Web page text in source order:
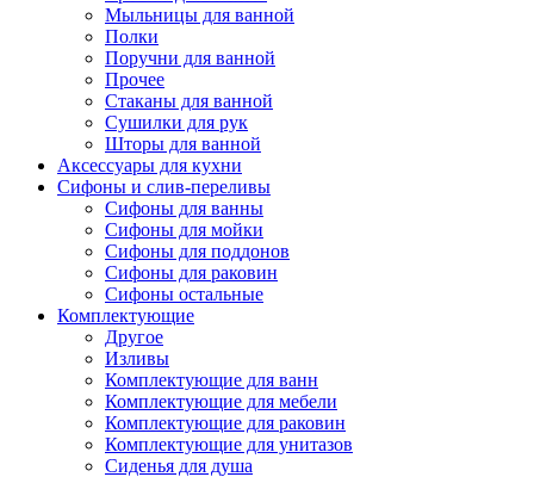
Мыльницы для ванной
Полки
Поручни для ванной
Прочее
Стаканы для ванной
Сушилки для рук
Шторы для ванной
Аксессуары для кухни
Сифоны и слив-переливы
Сифоны для ванны
Сифоны для мойки
Сифоны для поддонов
Сифоны для раковин
Сифоны остальные
Комплектующие
Другое
Изливы
Комплектующие для ванн
Комплектующие для мебели
Комплектующие для раковин
Комплектующие для унитазов
Сиденья для душа